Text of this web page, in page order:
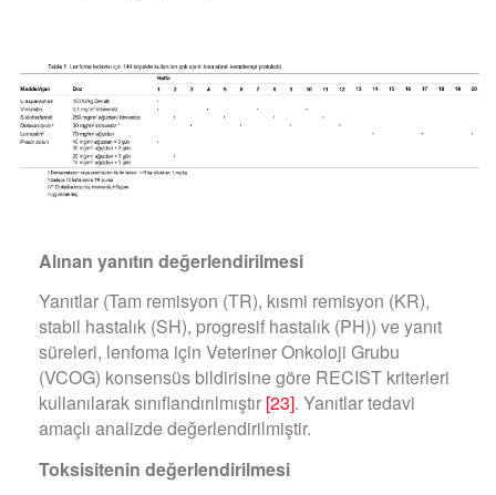
Alınan yanıtın değerlendirilmesi
Yanıtlar (Tam remisyon (TR), kısmi remisyon (KR),
stabil hastalık (SH), progresif hastalık (PH)) ve yanıt
süreleri, lenfoma için Veteriner Onkoloji Grubu
(VCOG) konsensüs bildirisine göre RECIST kriterleri
kullanılarak sınıflandırılmıştır [23]. Yanıtlar tedavi
amaçlı analizde değerlendirilmiştir.
Toksisitenin değerlendirilmesi